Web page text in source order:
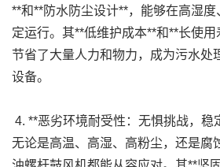
**和**防水防尘设计**，能够在高湿
定运行。其**低维护成本**和**长使
节省了大量人力和物力，成为污水处
设备。
4. **恶劣环境耐受性：无惧挑战，稳
无论是高温、高湿、高粉尘，还是腐